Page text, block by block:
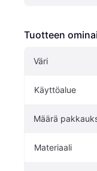
Tuotteen
Väri
Käyttöalue
Määrä
Materiaali